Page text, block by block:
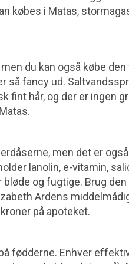
købes i Matas,
du kan også købe
så fancy ud.
fint hår, og der er ingen
men det er
lanolin, e-vitamin,
og fugtige. Brug
Ardens
på apoteket.
fødderne. Enhver